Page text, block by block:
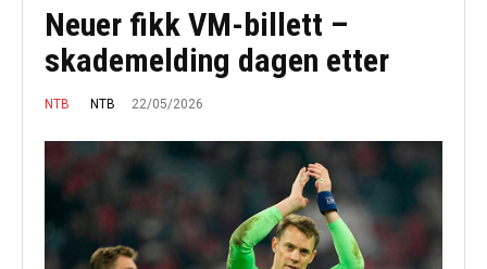
Neuer fikk VM-billett –
skademelding dagen etter
NTB NTB 22/05/2026